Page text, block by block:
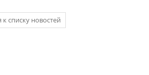
к списку новостей